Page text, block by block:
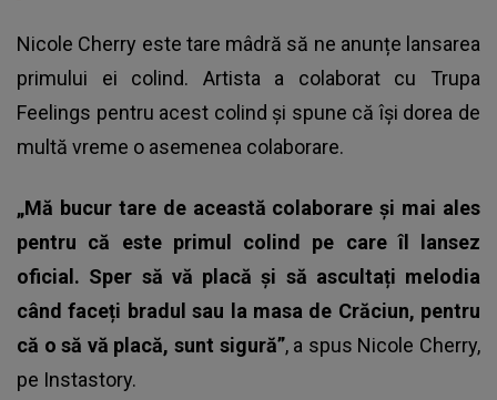
Nicole Cherry este tare mâdră să ne anunțe lansarea
primului ei colind. Artista a colaborat cu Trupa
Feelings pentru acest colind și spune că își dorea de
multă vreme o asemenea colaborare.
„Mă bucur tare de această colaborare și mai ales
pentru că este primul colind pe care îl lansez
oficial. Sper să vă placă și să ascultați melodia
când faceți bradul sau la masa de Crăciun, pentru
că o să vă placă, sunt sigură”, a spus Nicole Cherry,
pe Instastory.